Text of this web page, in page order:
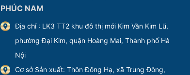
PHÚC NAM
Địa chỉ : LK3 TT2 khu đô thị mới Kim Văn Kim Lũ,
phường Đại Kim, quận Hoàng Mai, Thành phố Hà
Nội
Cơ sở Sản xuất: Thôn Đông Hạ, xã Trung Đông,